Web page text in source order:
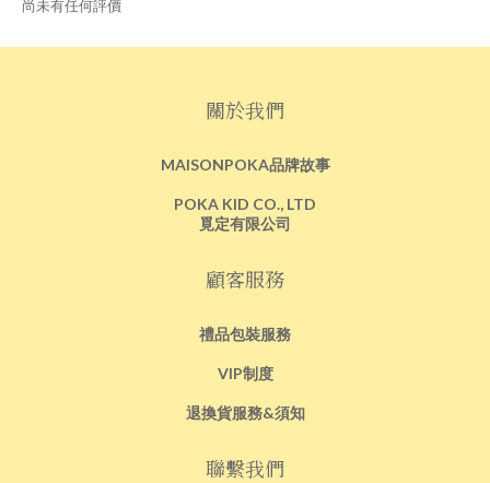
尚未有任何評價
關於我們
MAISONPOKA品牌故事
POKA KID CO., LTD
覓定有限公司
顧客服務
禮品包裝服務
VIP制度
退換貨服務&須知
聯繫我們